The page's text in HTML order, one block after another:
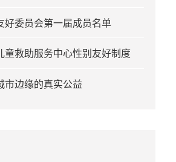
好委员会第一届成员名单
童救助服务中心性别友好制度
市边缘的真实公益